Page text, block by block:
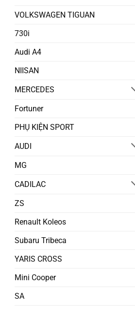
VOLKSWAGEN TIGUAN
730i
Audi A4
NIISAN
MERCEDES
Fortuner
PHỤ KIỆN SPORT
AUDI
MG
CADILAC
ZS
Renault Koleos
Subaru Tribeca
YARIS CROSS
Mini Cooper
SA